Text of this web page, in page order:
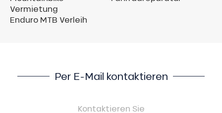
Vermietung
Enduro MTB Verleih
Per E-Mail kontaktieren
Kontaktieren Sie